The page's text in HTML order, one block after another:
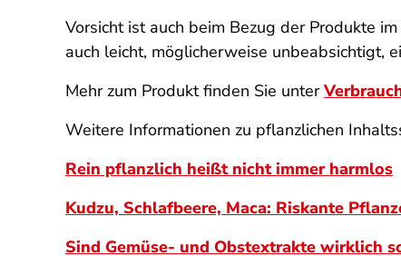
Vorsicht ist auch beim Bezug der Produkte
auch leicht, möglicherweise unbeabsichtigt,
Mehr zum Produkt finden Sie unter
Weitere Informationen zu pflanzlichen
Rein pflanzlich heißt nicht immer harmlos
Kudzu, Schlafbeere, Maca: Riskante
Sind Gemüse- und Obstextrakte wirklich